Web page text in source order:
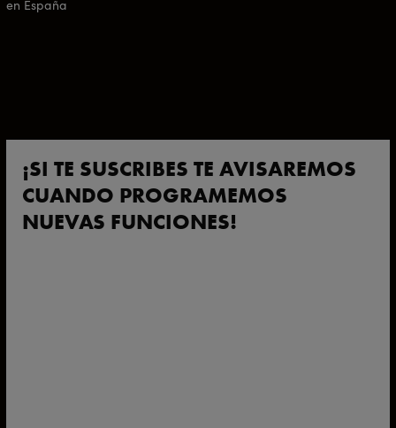
en España
¡SI TE SUSCRIBES TE AVISAREMOS
CUANDO PROGRAMEMOS
NUEVAS FUNCIONES!